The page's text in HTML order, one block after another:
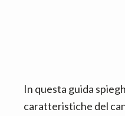
In questa guida
caratteristiche del